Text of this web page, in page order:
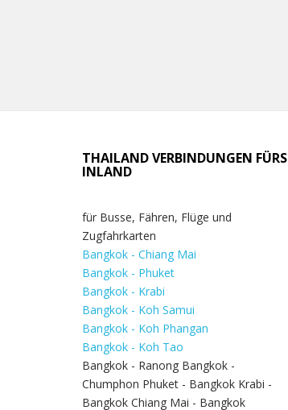
THAILAND VERBINDUNGEN FÜRS
INLAND
für Busse, Fähren, Flüge und
Zugfahrkarten
Bangkok - Chiang Mai
Bangkok - Phuket
Bangkok - Krabi
Bangkok - Koh Samui
Bangkok - Koh Phangan
Bangkok - Koh Tao
Bangkok - Ranong Bangkok -
Chumphon Phuket - Bangkok Krabi -
Bangkok Chiang Mai - Bangkok